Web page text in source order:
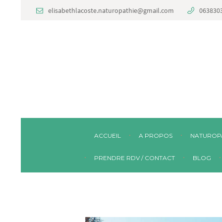
elisabethlacoste.naturopathie@gmail.com
ACCUEIL A PROPOS
PRENDRE RDV / CONTACT BLOG